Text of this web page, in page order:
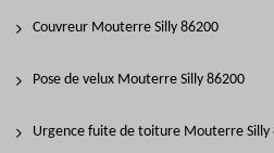
Couvreur Mouterre Silly 86200
Pose de velux Mouterre Silly 86200
Urgence fuite de toiture Mouterre Silly